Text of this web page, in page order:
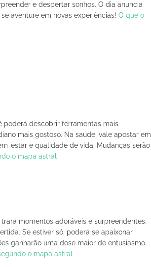
e despertar sonhos. O dia anuncia
aventure em novas experiências! O que o
poderá descobrir ferramentas mais
mais gostoso. Na saúde, vale apostar em
estar e qualidade de vida. Mudanças serão
o mapa astral
momentos adoráveis e surpreendentes.
Se estiver só, poderá se apaixonar
ganharão uma dose maior de entusiasmo.
o mapa astral